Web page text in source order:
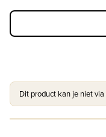
Dit product kan je niet